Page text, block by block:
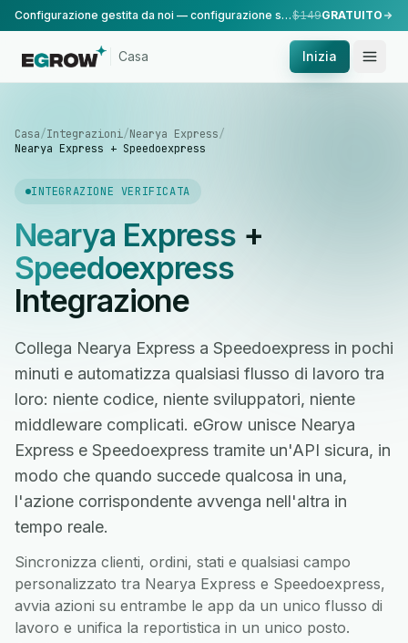
Configurazione gestita da noi — configurazione standard, eseguita dal nostro team.$149GRATUITO
Casa Inizia
Casa/Integrazioni/Nearya Express/
Nearya Express + Speedoexpress
INTEGRAZIONE VERIFICATA
Nearya Express+
Speedoexpress
Integrazione
Collega Nearya Express a Speedoexpress in pochi
minuti e automatizza qualsiasi flusso di lavoro tra
loro: niente codice, niente sviluppatori, niente
middleware complicati. eGrow unisce Nearya
Express e Speedoexpress tramite un'API sicura, in
modo che quando succede qualcosa in una,
l'azione corrispondente avvenga nell'altra in
tempo reale.
Sincronizza clienti, ordini, stati e qualsiasi campo
personalizzato tra Nearya Express e Speedoexpress,
avvia azioni su entrambe le app da un unico flusso di
lavoro e unifica la reportistica in un unico posto.